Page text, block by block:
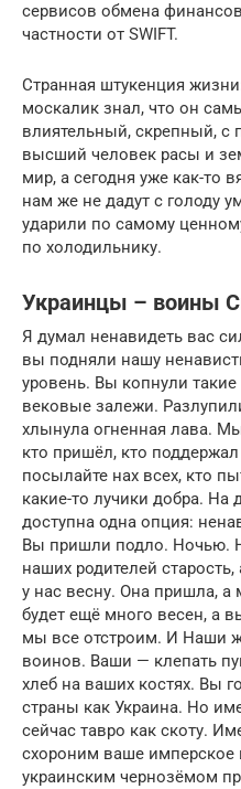
сервисов обмена
частности от SWIFT.
Странная штукенция
москалик знал, что он
влиятельный, скрепный, с
высший человек расы и
мир, а сегодня уже как-то
нам же не дадут с голоду
ударили по самому
по холодильнику.
Украинцы – воины
Я думал ненавидеть вас
вы подняли нашу
уровень. Вы копнули
вековые залежи.
хлынула огненная лава.
кто пришёл, кто
посылайте нах всех, кто
какие-то лучики добра.
доступна одна опция:
Вы пришли подло. Ночью.
наших родителей
у нас весну. Она пришла,
будет ещё много весен, а
мы все отстроим. И Наши
воинов. Ваши — клепать
хлеб на ваших костях. Вы
страны как Украина. Но
сейчас тавро как скоту.
схороним ваше
украинским чернозёмом